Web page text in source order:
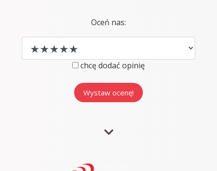
Oceń nas:
chcę dodać opinię